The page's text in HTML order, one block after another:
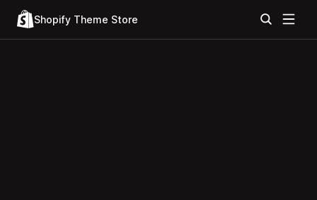
Shopify Theme Store